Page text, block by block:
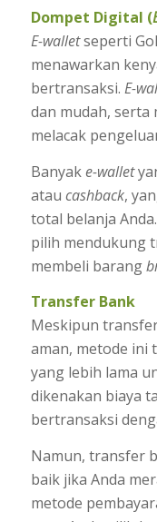
Dompet Digital (
E-walletseperti
menawarkan
bertransaksi. E-
dan mudah,
melacak
Banyake-wallet
atau cashback,
total belanja
pilih mendukung
membeli barang
Transfer Bank
Meskipun
aman, metode ini
yang lebih lama
dikenakan biaya
bertransaksi
Namun, transfer
baik jika Anda
metode